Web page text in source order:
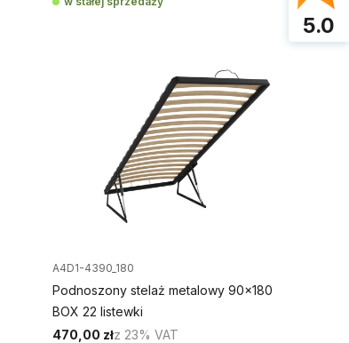
A4D1-4390_180
Podnoszony stelaż metalowy 90x180
BOX 22 listewki
470,00 złz 23% VAT
5.0